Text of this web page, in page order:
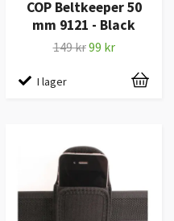
COP Beltkeeper 50
mm 9121 - Black
149 kr99 kr
I lager